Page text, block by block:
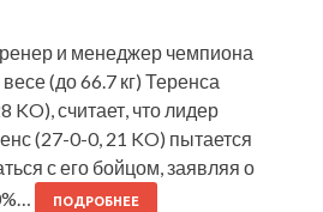
и менеджер чемпиона
(до 66.7 кг) Теренса
считает, что лидер
(27-0-0, 21 KO) пытается
с его бойцом, заявляя о
ПОДРОБНЕЕ